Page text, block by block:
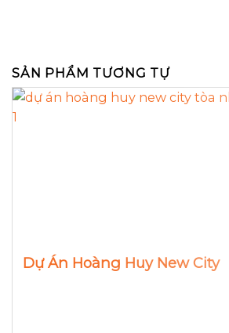
SẢN PHẨM TƯƠNG TỰ
Dự Án Hoàng Huy New City